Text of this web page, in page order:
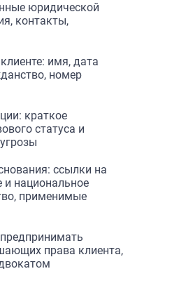
юридической
контакты,
имя, дата
номер
краткое
статуса и
ссылки на
национальное
применимые
права клиента,